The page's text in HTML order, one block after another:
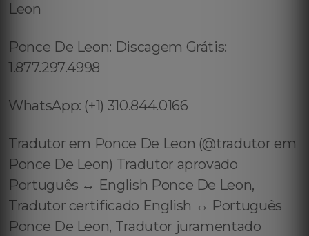
Leon
Ponce De Leon: Discagem Grátis:
1.877.297.4998
WhatsApp: (+1) 310.844.0166
Tradutor em Ponce De Leon (@tradutor em
Ponce De Leon) Tradutor aprovado
Português ↔️ English Ponce De Leon,
Tradutor certificado English ↔️ Português
Ponce De Leon, Tradutor juramentado